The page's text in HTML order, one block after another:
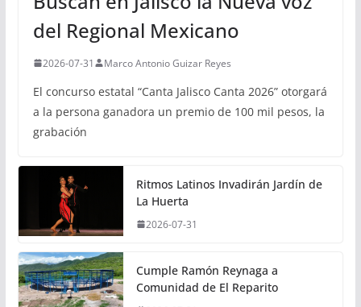
del Regional Mexicano
2026-07-31 Marco Antonio Guizar Reyes
El concurso estatal “Canta Jalisco Canta 2026” otorgará
a la persona ganadora un premio de 100 mil pesos, la
grabación
Ritmos Latinos Invadirán Jardín de
La Huerta
2026-07-31
Cumple Ramón Reynaga a
Comunidad de El Reparito